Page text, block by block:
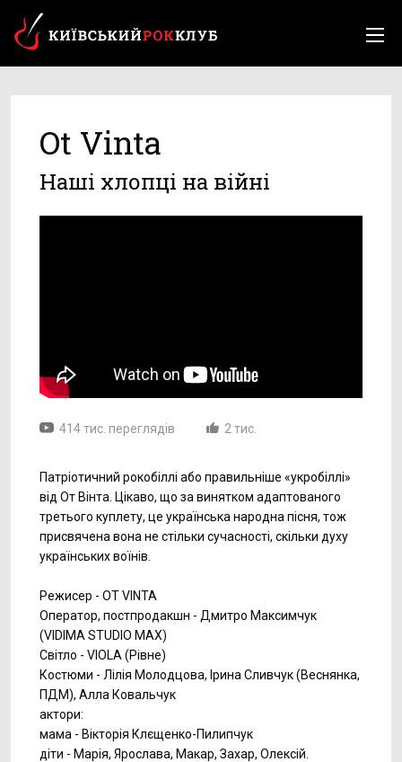
Ot Vinta
Наші хлопці на війні
414 тис. переглядів 2 тис.
Патріотичний рокобіллі або правильніше «укробіллі»
від От Вінта. Цікаво, що за винятком адаптованого
третього куплету, це українська народна пісня, тож
присвячена вона не стільки сучасності, скільки духу
українських воїнів.
Режисер - OT VINTA
Оператор, постпродакшн - Дмитро Максимчук
(VIDIMA STUDIO MAX)
Світло - VIOLA (Рівне)
Костюми - Лілія Молодцова, Ірина Сливчук (Веснянка,
ПДМ), Алла Ковальчук
актори:
мама - Вікторія Клєщенко-Пилипчук
діти - Марія, Ярослава, Макар, Захар, Олексій.